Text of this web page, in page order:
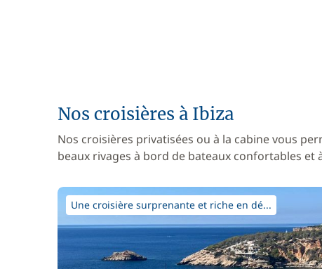
Nos croisières à Ibiza
Nos croisières privatisées ou à la cabine vous
beaux rivages à bord de bateaux confortables et
Une croisière surprenante et riche en dé...